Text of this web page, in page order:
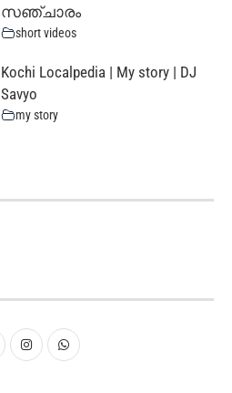
സഞ്ചാരം
short videos
Kochi Localpedia | My story | DJ
Savyo
my story